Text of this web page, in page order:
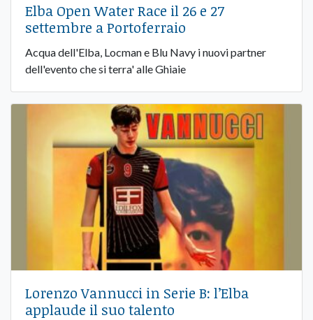
Elba Open Water Race il 26 e 27
settembre a Portoferraio
Acqua dell'Elba, Locman e Blu Navy i nuovi partner
dell'evento che si terra' alle Ghiaie
Lorenzo Vannucci in Serie B: l’Elba
applaude il suo talento